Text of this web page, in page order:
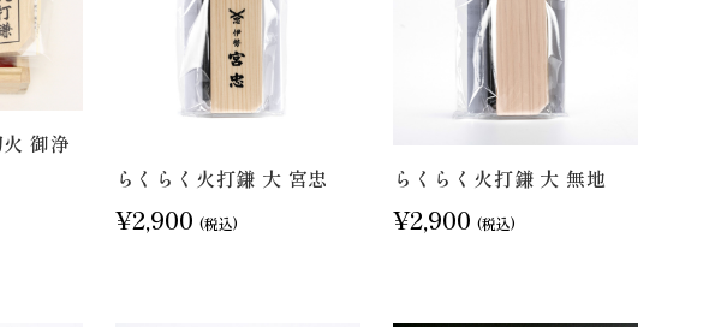
御浄
らくらく火打鎌 大 宮忠
¥2,900 (税込)
らくらく火打鎌 大 無地
¥2,900 (税込)